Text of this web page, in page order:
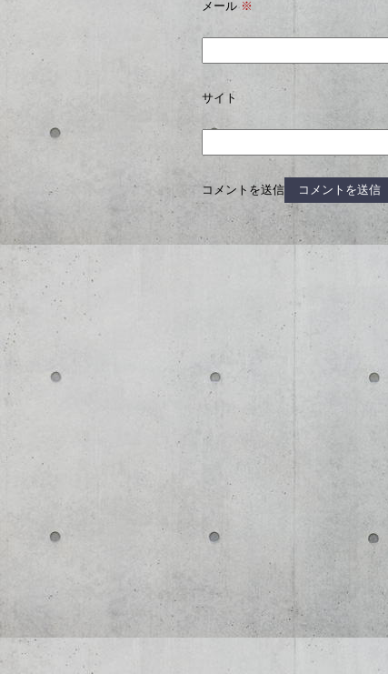
メール ※
サイト
コメントを送信